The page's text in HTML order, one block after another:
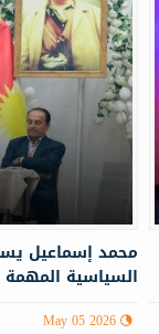
محمد إسماعيل
السياسية المهمة
May 05 2026